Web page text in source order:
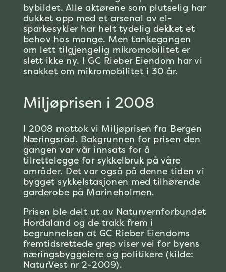
bybildet. Alle aktørene som plutselig har
dukket opp med et arsenal av el-
sparkesykler har helt tydelig dekket et
behov hos mange. Men tankegangen
om lett tilgjengelig mikromobilitet er
slett ikke ny. I GC Rieber Eiendom har vi
snakket om mikromobilitet i 30 år.
Miljøprisen i 2008
I 2008 mottok vi Miljøprisen fra Bergen
Næringsråd. Bakgrunnen for prisen den
gangen var vår innsats for å
tilrettelegge for sykkelbruk på våre
områder. Det var også på denne tiden vi
bygget sykkelstasjonen med tilhørende
garderobe på Marineholmen.
Prisen ble delt ut av Naturvernforbundet
Hordaland og de trakk frem i
begrunnelsen at GC Rieber Eiendoms
fremtidsrettede grep viser vei for byens
næringsbyggeiere og politikere (kilde:
NaturVest nr 2-2009).